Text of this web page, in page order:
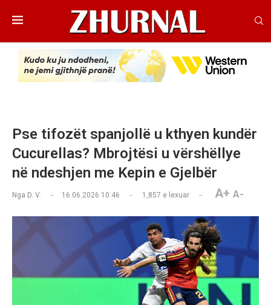
Pse tifozët spanjollë u kthyen kundër
Cucurellas? Mbrojtësi u vërshëllye
në ndeshjen me Kepin e Gjelbër
Nga D. V. 16.06.2026 10:46 1,857 e lexuar A+ A-